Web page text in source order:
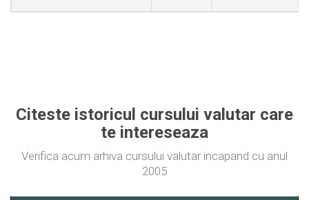
Citeste istoricul cursului valutar care
te intereseaza
Verifica acum arhiva cursului valutar incapand cu anul
2005